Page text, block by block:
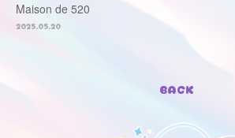
Maison de 520
2025.05.20
BACK